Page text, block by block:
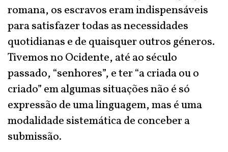
romana, os escravos eram indispensáveis
para satisfazer todas as necessidades
quotidianas e de quaisquer outros géneros.
Tivemos no Ocidente, até ao século
passado, “senhores”, e ter “a criada ou o
criado” em algumas situações não é só
expressão de uma linguagem, mas é uma
modalidade sistemática de conceber a
submissão.